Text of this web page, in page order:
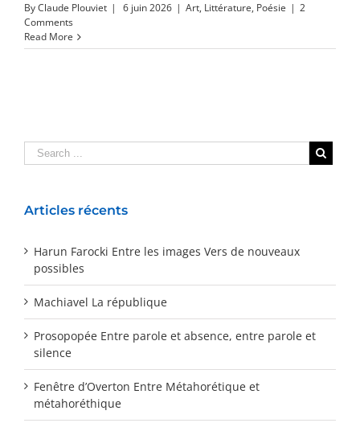
ByClaude Plouviet | 6 juin 2026 | Art, Littérature, Poésie | 2
Comments
Read More
Articles récents
Harun Farocki Entre les images Vers de nouveaux
possibles
Machiavel La république
Prosopopée Entre parole et absence, entre parole et
silence
Fenêtre d’Overton Entre Métahorétique et
métahoréthique